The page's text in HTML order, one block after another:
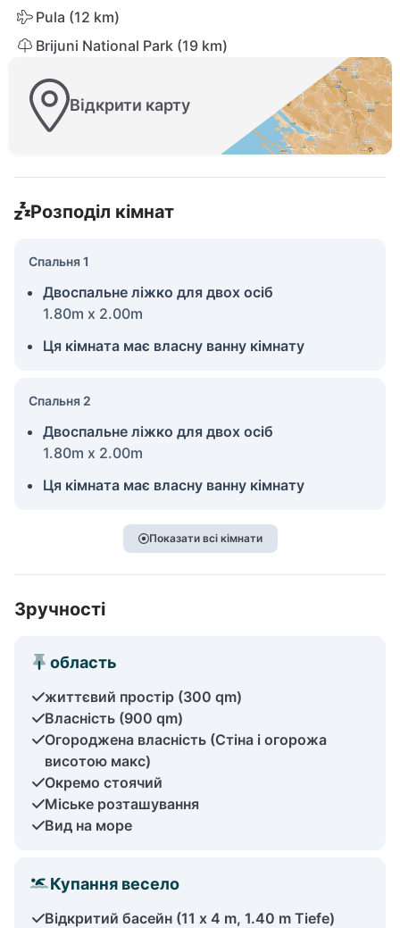
Pula (12 km)
Brijuni National Park (19 km)
Відкрити карту
Розподіл кімнат
Спальня 1
Двоспальне ліжко для двох осіб
1.80m x 2.00m
Ця кімната має власну ванну кімнату
Спальня 2
Двоспальне ліжко для двох осіб
1.80m x 2.00m
Ця кімната має власну ванну кімнату
Показати всі кімнати
Зручності
область
життєвий простір (300 qm)
Власність (900 qm)
Огороджена власність (Стіна і огорожа
висотою макс)
Окремо стоячий
Міське розташування
Вид на море
Купання весело
Відкритий басейн (11 x 4 m, 1.40 m Tiefe)